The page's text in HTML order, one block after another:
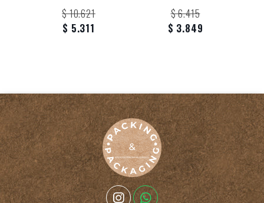
$ 10.621
$ 5.311
$ 6.415
$ 3.849